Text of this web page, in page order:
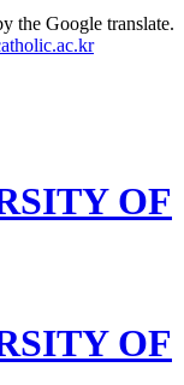
the Google translate.